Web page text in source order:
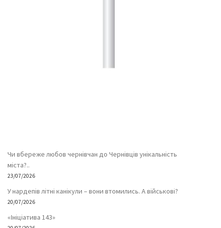
Чи вбереже любов чернівчан до Чернівців унікальність
міста?..
23/07/2026
У нардепів літні канікули – вони втомились. А військові?
20/07/2026
«Ініціатива 143»